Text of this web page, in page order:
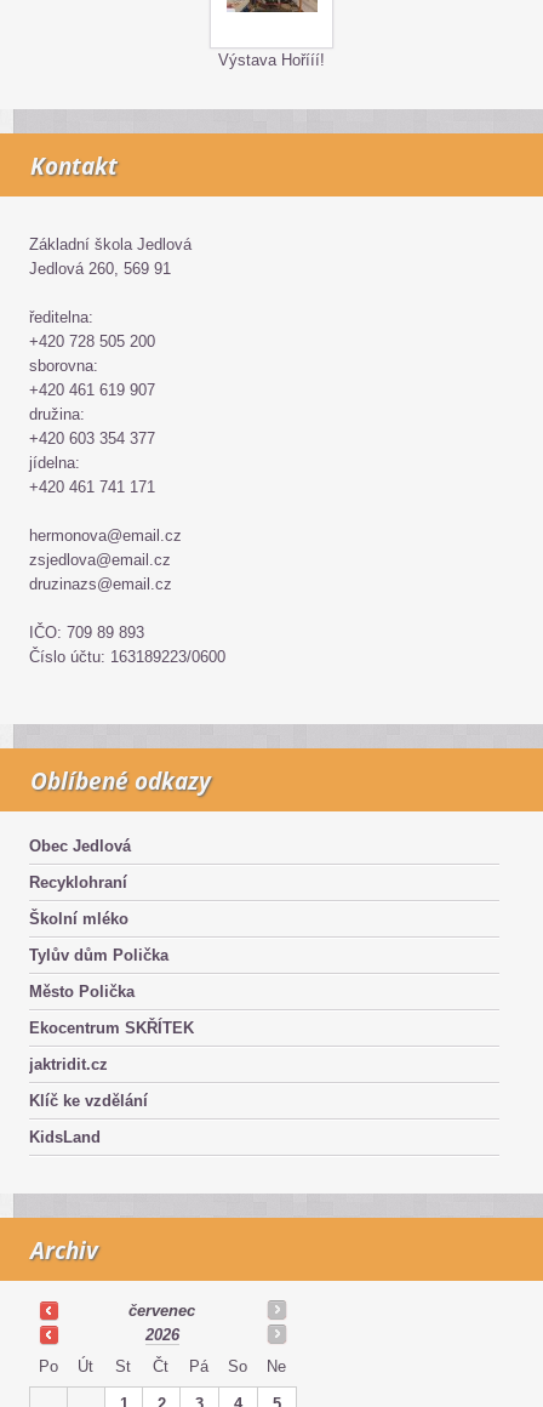
Výstava Hořííí!
Kontakt
Základní škola Jedlová
Jedlová 260, 569 91
ředitelna:
+420 728 505 200
sborovna:
+420 461 619 907
družina:
+420 603 354 377
jídelna:
+420 461 741 171
hermonova@email.cz
zsjedlova@email.cz
druzinazs@email.cz
IČO: 709 89 893
Číslo účtu: 163189223/0600
Oblíbené odkazy
Obec Jedlová
Recyklohraní
Školní mléko
Tylův dům Polička
Město Polička
Ekocentrum SKŘÍTEK
jaktridit.cz
Klíč ke vzdělání
KidsLand
Archiv
červenec
2026
Po
Út St Čt Pá So Ne